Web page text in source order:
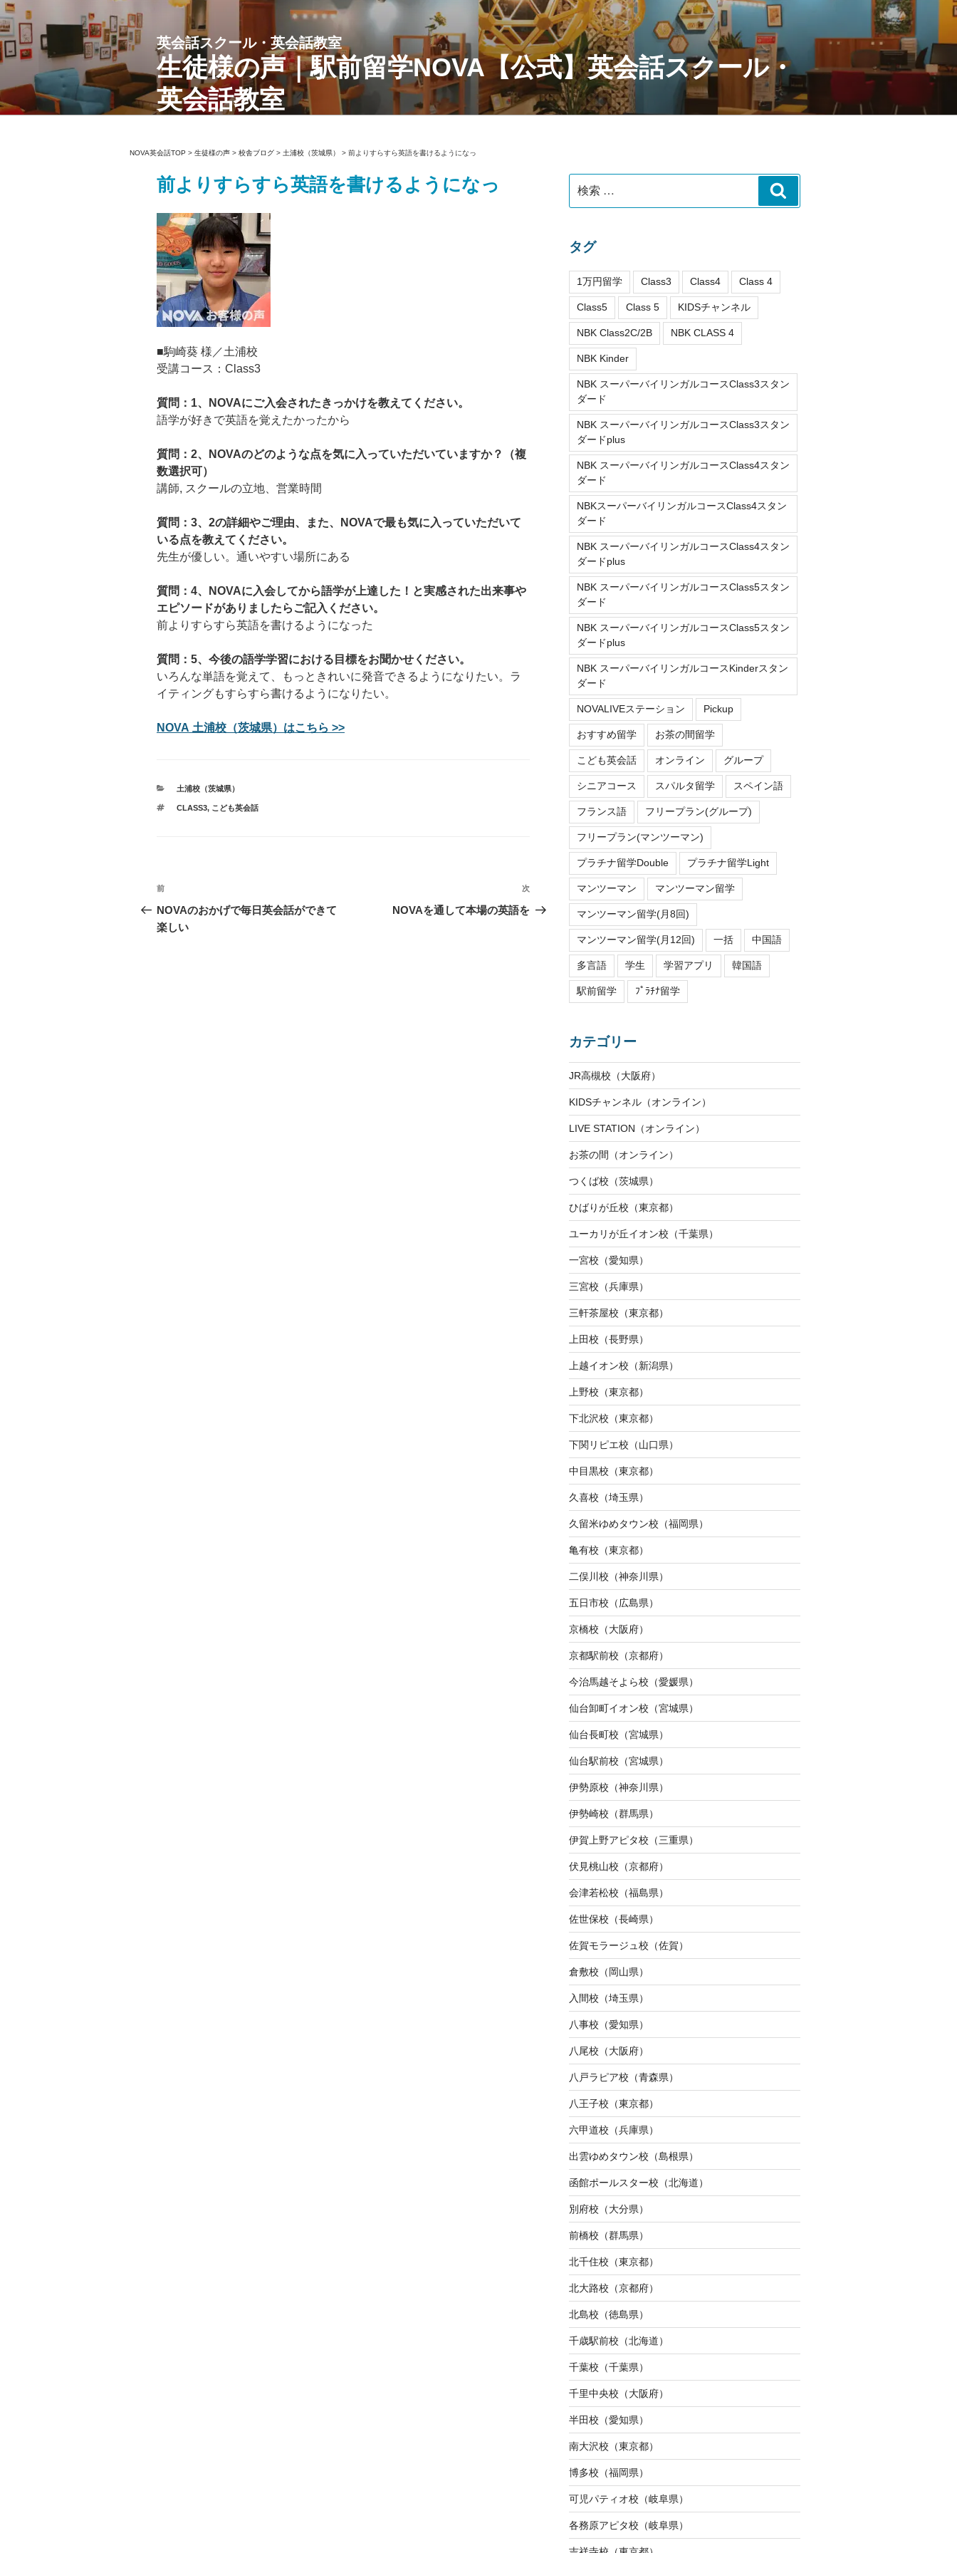
コ
ン
テ
ン
へ
ス
英会話スクール・英会話教室
生徒様の声｜駅前留学NOVA【公式】英会話スクール・
英会話教室
NOVA英会話TOP > 生徒様の声 > 校舎ブログ > 土浦校（茨城県） > 前よりすらすら英語を書けるようになっ
前よりすらすら英語を書けるようになっ
■駒崎葵 様／土浦校
受講コース：Class3
質問：1、NOVAにご入会されたきっかけを教えてください。
語学が好きで英語を覚えたかったから
質問：2、NOVAのどのような点を気に入っていただいていますか？（複
数選択可）
講師, スクールの立地、営業時間
質問：3、2の詳細やご理由、また、NOVAで最も気に入っていただいて
いる点を教えてください。
先生が優しい。通いやすい場所にある
質問：4、NOVAに入会してから語学が上達した！と実感された出来事や
エピソードがありましたらご記入ください。
前よりすらすら英語を書けるようになった
質問：5、今後の語学学習における目標をお聞かせください。
いろんな単語を覚えて、もっときれいに発音できるようになりたい。ラ
イティングもすらすら書けるようになりたい。
NOVA 土浦校（茨城県）はこちら >>
カ
ゴ
土浦校（茨城県）
タ
CLASS3, こども英会話
投
稿
ナ
過
去
の
前
NOVAのおかげで毎日英会話ができて
楽しい
次
の
次
NOVAを通して本場の英語を
索:
索
タグ
1万円留学 Class3 Class4 Class 4
Class5 Class 5 KIDSチャンネル
NBK Class2C/2B NBK CLASS 4
NBK Kinder
NBK スーパーバイリンガルコースClass3スタン
ダード
NBK スーパーバイリンガルコースClass3スタン
ダードplus
NBK スーパーバイリンガルコースClass4スタン
ダード
NBKスーパーバイリンガルコースClass4スタン
ダード
NBK スーパーバイリンガルコースClass4スタン
ダードplus
NBK スーパーバイリンガルコースClass5スタン
ダード
NBK スーパーバイリンガルコースClass5スタン
ダードplus
NBK スーパーバイリンガルコースKinderスタン
ダード
NOVALIVEステーション Pickup
おすすめ留学 お茶の間留学
こども英会話 オンライン グループ
シニアコース スパルタ留学 スペイン語
フランス語 フリープラン(グループ)
フリープラン(マンツーマン)
プラチナ留学Double プラチナ留学Light
マンツーマン マンツーマン留学
マンツーマン留学(月8回)
マンツーマン留学(月12回) 一括 中国語
多言語 学生 学習アプリ 韓国語
駅前留学 ﾌﾟﾗﾁﾅ留学
カテゴリー
JR高槻校（大阪府）
KIDSチャンネル（オンライン）
LIVE STATION（オンライン）
お茶の間（オンライン）
つくば校（茨城県）
ひばりが丘校（東京都）
ユーカリが丘イオン校（千葉県）
一宮校（愛知県）
三宮校（兵庫県）
三軒茶屋校（東京都）
上田校（長野県）
上越イオン校（新潟県）
上野校（東京都）
下北沢校（東京都）
下関リピエ校（山口県）
中目黒校（東京都）
久喜校（埼玉県）
久留米ゆめタウン校（福岡県）
亀有校（東京都）
二俣川校（神奈川県）
五日市校（広島県）
京橋校（大阪府）
京都駅前校（京都府）
今治馬越そよら校（愛媛県）
仙台卸町イオン校（宮城県）
仙台長町校（宮城県）
仙台駅前校（宮城県）
伊勢原校（神奈川県）
伊勢崎校（群馬県）
伊賀上野アピタ校（三重県）
伏見桃山校（京都府）
会津若松校（福島県）
佐世保校（長崎県）
佐賀モラージュ校（佐賀）
倉敷校（岡山県）
入間校（埼玉県）
八事校（愛知県）
八尾校（大阪府）
八戸ラピア校（青森県）
八王子校（東京都）
六甲道校（兵庫県）
出雲ゆめタウン校（島根県）
函館ポールスター校（北海道）
別府校（大分県）
前橋校（群馬県）
北千住校（東京都）
北大路校（京都府）
北島校（徳島県）
千歳駅前校（北海道）
千葉校（千葉県）
千里中央校（大阪府）
半田校（愛知県）
南大沢校（東京都）
博多校（福岡県）
可児パティオ校（岐阜県）
各務原アピタ校（岐阜県）